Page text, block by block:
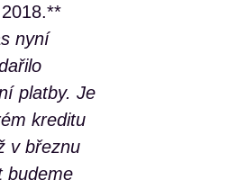
nyní
platby. Je
kreditu
v březnu
budeme